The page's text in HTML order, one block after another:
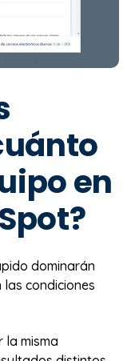
en
dominarán
condiciones
la misma